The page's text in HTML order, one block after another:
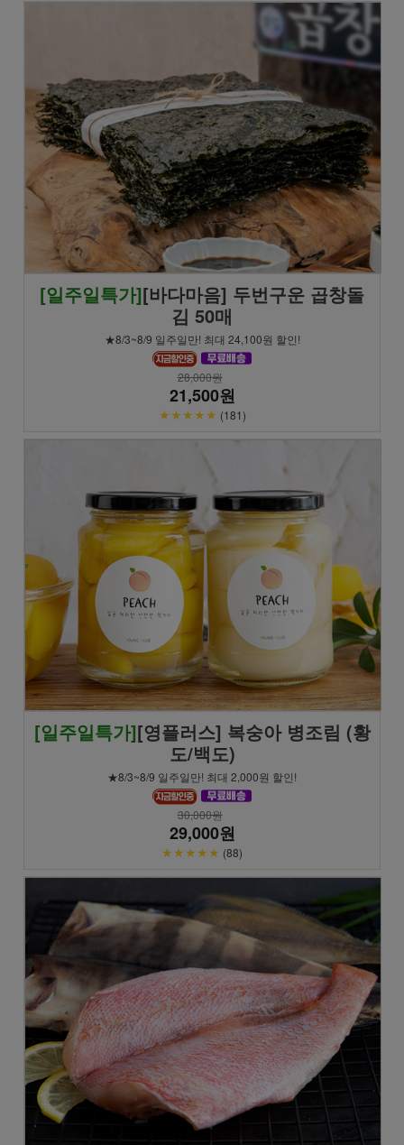
[일주일특가][바다마음] 두번구운 곱창돌
김 50매
★8/3~8/9 일주일만! 최대 24,100원 할인!
28,000원
21,500원
★★★★★ (181)
[일주일특가][영플러스] 복숭아 병조림 (황
도/백도)
★8/3~8/9 일주일만! 최대 2,000원 할인!
30,000원
29,000원
★★★★★ (88)